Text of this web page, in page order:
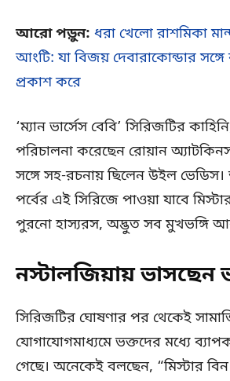
আরো পড়ুন: ধরা খেলো রাশমিকা
আংটি: যা বিজয় দেবারাকোন্ডার সঙ্গে
প্রকাশ করে
‘ম্যান ভার্সেস বেবি’ সিরিজটির
পরিচালনা করেছেন রোয়ান
সঙ্গে সহ-রচনায় ছিলেন উইল
পর্বের এই সিরিজে পাওয়া যাবে
পুরনো হাস্যরস, অদ্ভুত সব মুখভঙ্গি আর
নস্টালজিয়ায় ভাসছেন
সিরিজটির ঘোষণার পর থেকেই
যোগাযোগমাধ্যমে ভক্তদের মধ্যে
গেছে। অনেকেই বলছেন, “মিস্টার